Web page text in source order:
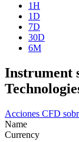
1H
1D
7D
30D
6M
Instrument
Acciones CFD
Name
Currency